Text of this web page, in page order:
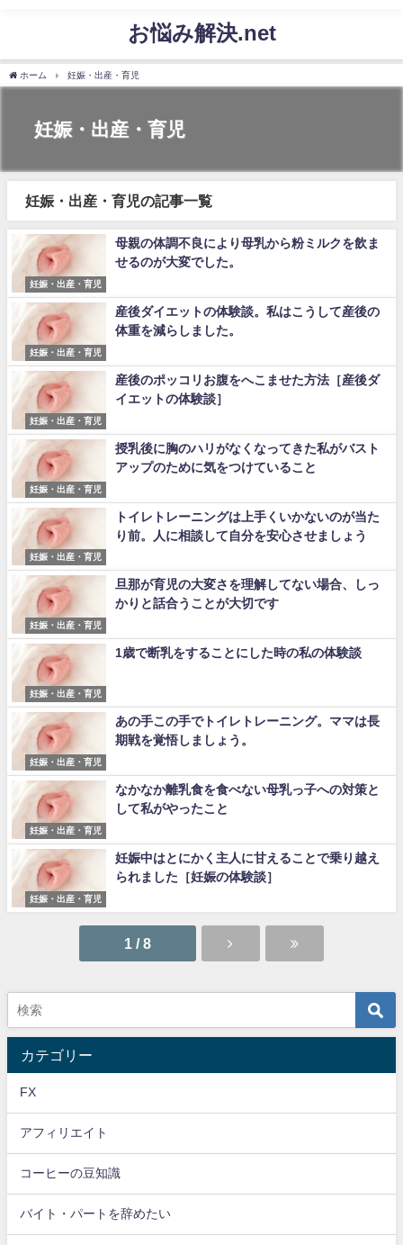
お悩み解決.net
ホーム 妊娠・出産・育児
妊娠・出産・育児
妊娠・出産・育児の記事一覧
妊娠・出産・育児
母親の体調不良により母乳から粉ミルクを飲ま
せるのが大変でした。
妊娠・出産・育児
産後ダイエットの体験談。私はこうして産後の
体重を減らしました。
妊娠・出産・育児
産後のポッコリお腹をへこませた方法［産後ダ
イエットの体験談］
妊娠・出産・育児
授乳後に胸のハリがなくなってきた私がバスト
アップのために気をつけていること
妊娠・出産・育児
トイレトレーニングは上手くいかないのが当た
り前。人に相談して自分を安心させましょう
妊娠・出産・育児
旦那が育児の大変さを理解してない場合、しっ
かりと話合うことが大切です
妊娠・出産・育児
1歳で断乳をすることにした時の私の体験談
妊娠・出産・育児
あの手この手でトイレトレーニング。ママは長
期戦を覚悟しましょう。
妊娠・出産・育児
なかなか離乳食を食べない母乳っ子への対策と
して私がやったこと
妊娠・出産・育児
妊娠中はとにかく主人に甘えることで乗り越え
られました［妊娠の体験談］
1 / 8
カテゴリー
FX
アフィリエイト
コーヒーの豆知識
バイト・パートを辞めたい